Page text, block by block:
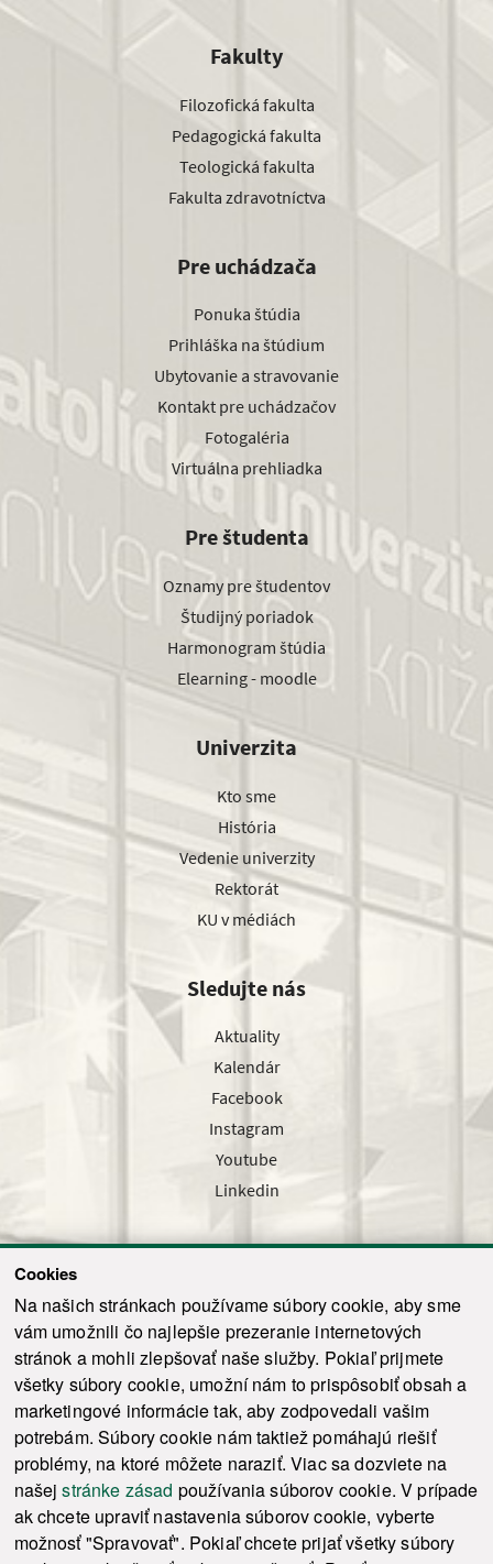
Cookies
Na našich stránkach používame súbory cookie, aby sme
vám umožnili čo najlepšie prezeranie internetových
stránok a mohli zlepšovať naše služby. Pokiaľ prijmete
všetky súbory cookie, umožní nám to prispôsobiť obsah a
marketingové informácie tak, aby zodpovedali vašim
potrebám. Súbory cookie nám taktiež pomáhajú riešiť
problémy, na ktoré môžete naraziť. Viac sa dozviete na
našejstránke zásad používania súborov cookie. V prípade
ak chcete upraviť nastavenia súborov cookie, vyberte
možnosť "Spravovať". Pokiaľ chcete prijať všetky súbory
Fakulty
Filozofická fakulta
Pedagogická fakulta
Teologická fakulta
Fakulta zdravotníctva
Pre uchádzača
Ponuka štúdia
Prihláška na štúdium
Ubytovanie a stravovanie
Kontakt pre uchádzačov
Fotogaléria
Virtuálna prehliadka
Pre študenta
Oznamy pre študentov
Študijný poriadok
Harmonogram štúdia
Elearning - moodle
Univerzita
Kto sme
História
Vedenie univerzity
Rektorát
KU v médiách
Sledujte nás
Aktuality
Kalendár
Facebook
Instagram
Youtube
Linkedin
Odoslať
© 2021-2026 ku.sk. Všetky práva vyhradené. | Ochrana osobných údajov
Vyhlásenie o prístupnosti |
Admin
This site is protected by reCAPTCHA and the Google Privacy Policy and Terms of